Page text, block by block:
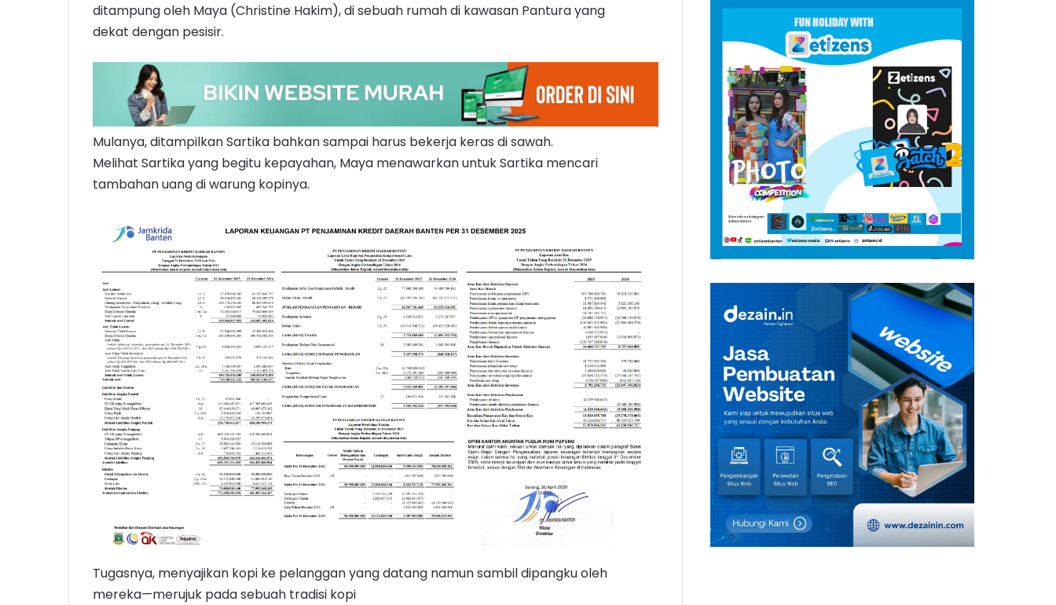
ditampung oleh Maya (Christine Hakim), di sebuah rumah di kawasan Pantura yang
dekat dengan pesisir.
Mulanya, ditampilkan Sartika bahkan sampai harus bekerja keras di sawah.
Melihat Sartika yang begitu kepayahan, Maya menawarkan untuk Sartika mencari
tambahan uang di warung kopinya.
Tugasnya, menyajikan kopi ke pelanggan yang datang namun sambil dipangku oleh
mereka—merujuk pada sebuah tradisi kopi